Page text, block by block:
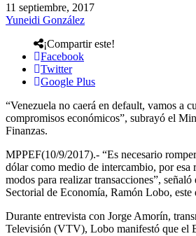
11 septiembre, 2017
Yuneidi González
¡Compartir este!
Facebook
Twitter
Google Plus
“Venezuela no caerá en default, vamos a
compromisos económicos”, subrayó el
Finanzas.
MPPEF(10/9/2017).- “Es necesario
dólar como medio de intercambio, por esa
modos para realizar transacciones”,
Sectorial de Economía, Ramón Lobo, este
Durante entrevista con Jorge Amorín,
Televisión (VTV), Lobo manifestó que el